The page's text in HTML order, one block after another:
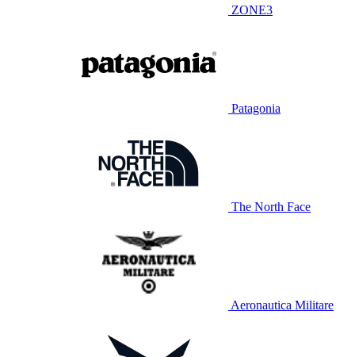
ZONE3
Patagonia
The North Face
Aeronautica Militare